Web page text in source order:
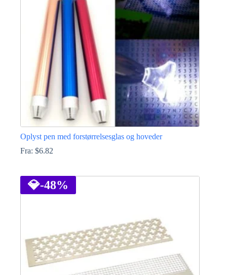
Oplyst pen med forstørrelsesglas og hoveder
Fra: $6.82
vare
har
flere
på
varesiden
💎-48%